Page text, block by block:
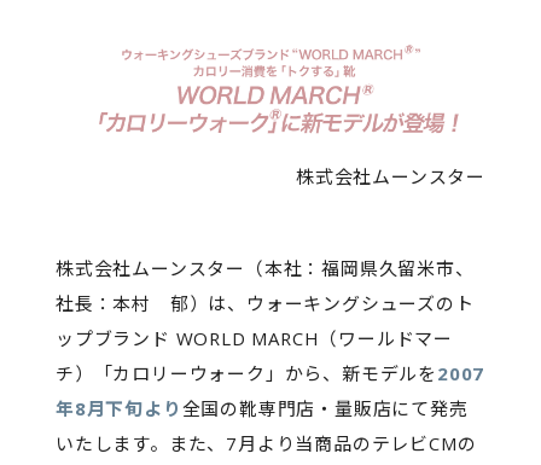
株式会社ムーンスター
株式会社ムーンスター（本社：福岡県久留米市、
社長：本村 郁）は、ウォーキングシューズのト
ップブランド WORLD MARCH（ワールドマー
チ）「カロリーウォーク」から、新モデルを 2007
年8月下旬より 全国の靴専門店・量販店にて発売
いたします。また、7月より当商品のテレビCMの